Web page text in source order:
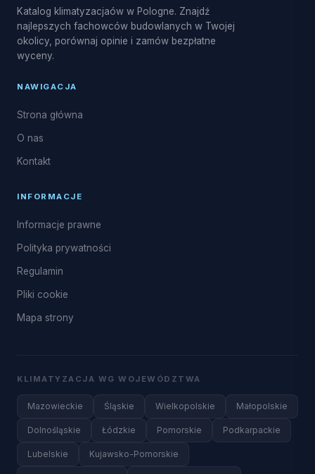
Katalog klimatyzacjaów w Pologne. Znajdź
najlepszych fachowców budowlanych w Twojej
okolicy, porównaj opinie i zamów bezpłatne
wyceny.
NAWIGACJA
Strona główna
O nas
Kontakt
INFORMACJE
Informacje prawne
Polityka prywatności
Regulamin
Pliki cookie
Mapa strony
KLIMATYZACJA WG WOJEWÓDZTWA
Mazowieckie Śląskie Wielkopolskie Małopolskie
Dolnośląskie Łódzkie Pomorskie Podkarpackie
Lubelskie Kujawsko-Pomorskie